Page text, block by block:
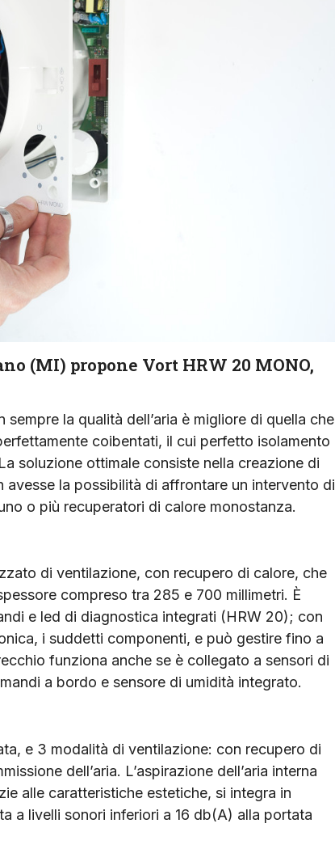
(MI) propone Vort HRW 20 MONO,
la qualità dell’aria è migliore di quella che
coibentati, il cui perfetto isolamento
soluzione ottimale consiste nella creazione di
la possibilità di affrontare un intervento di
o più recuperatori di calore monostanza.
di ventilazione, con recupero di calore, che
compreso tra 285 e 700 millimetri. È
e led di diagnostica integrati (HRW 20); con
i suddetti componenti, e può gestire fino a
funziona anche se è collegato a sensori di
a bordo e sensore di umidità integrato.
e 3 modalità di ventilazione: con recupero di
dell’aria. L’aspirazione dell’aria interna
alle caratteristiche estetiche, si integra in
a livelli sonori inferiori a 16 db(A) alla portata